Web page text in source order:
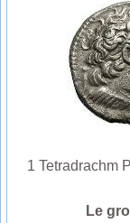
1 Tetradrachm
Le